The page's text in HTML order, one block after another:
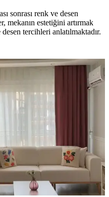
sonrası renk ve desen
mekanın estetiğini artırmak
tercihleri anlatılmaktadır.